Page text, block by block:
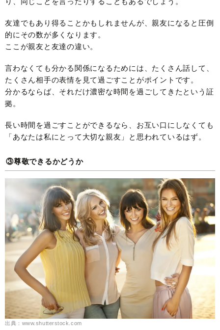
友達でもあり得ることかもしれませんが、親友になると圧倒
的にその数が多くなります。
ここが親友と友達の違い。
言わなくても分かる関係になるためには、たくさん話して、
たくさん相手の表情を見て過ごすことがポイントです。
分かるならば、それだけ濃密な時間を過ごしてきたという証
拠。
長い時間を過ごすことができるなら、お互い口にしなくても
「あなたは私にとって大切な親友」と思われているはず。
③尊敬できるかどうか
出典：www.shutterstock.com